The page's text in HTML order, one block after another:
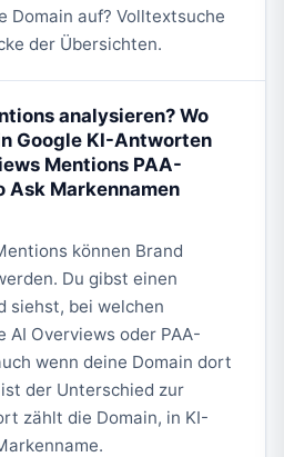
Domain auf? Volltextsuche
der Übersichten.
analysieren? Wo
Google KI-Antworten
Mentions PAA-
Ask Markennamen
können Brand
Du gibst einen
siehst, bei welchen
AI Overviews oder PAA-
wenn deine Domain dort
der Unterschied zur
zählt die Domain, in KI-